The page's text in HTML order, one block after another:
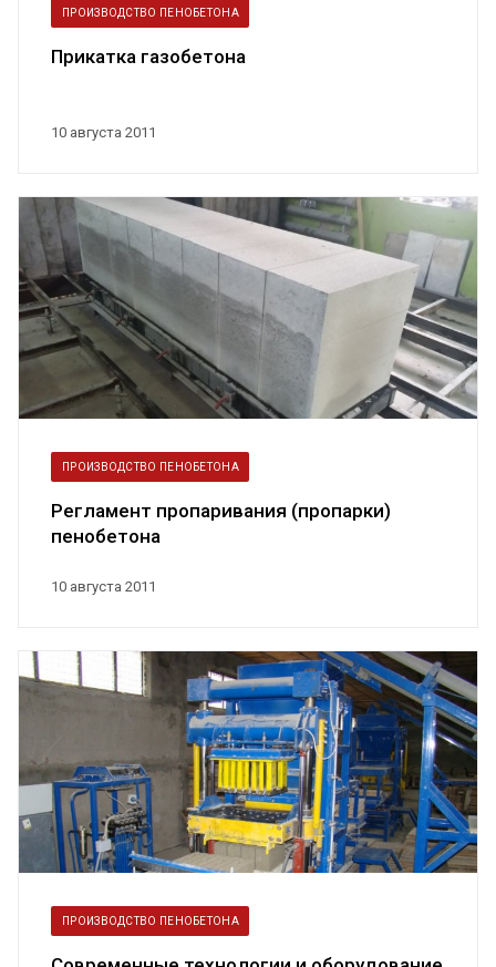
10 августа 2011
ПРОИЗВОДСТВО ПЕНОБЕТОНА
Прикатка газобетона
10 августа 2011
ПРОИЗВОДСТВО ПЕНОБЕТОНА
Регламент пропаривания (пропарки)
пенобетона
ПРОИЗВОДСТВО ПЕНОБЕТОНА